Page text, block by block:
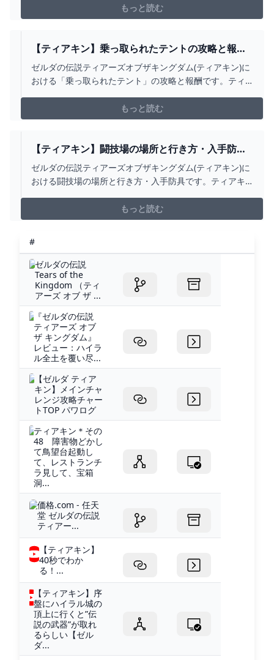
法、やり方について掲載しているので、ティアキン太古
よりの導き攻略の参考にしてください。
もっと読む
【ティアキン】乗っ取られたテントの攻略と報酬
【ゼルダの伝説ティアーズオブザキングダム】 -
ゲームウィズ
ゼルダの伝説ティアーズオブザキングダム(ティアキン)に
おける「乗っ取られたテント」の攻略と報酬です。ティ
チャレンジの攻略情報をまとめています。
もっと読む
【ティアキン】闘技場の場所と行き方・入手防具
【ゼルダの伝説ティアーズオブザキングダム】 -
ゲームウィズ
ゼルダの伝説ティアーズオブザキングダム(ティアキン)に
おける闘技場の場所と行き方・入手防具です。ティアキ
物の情報を掲載しています。もっと読む
#
ゼルダの伝説
Tears of the
Kingdom （ティ
アーズ オブ ザ ...
『ゼルダの伝説
ティアーズ オブ
ザ キングダム』
レビュー：ハイラ
ル全土を覆い尽...
【ゼルダ ティア
キン】メインチャ
レンジ攻略チャー
トTOP パワログ
ティアキン＊その
48 障害物どかし
て鳥望台起動し
て、レストランチ
ラ見して、宝箱
洞...
価格.com - 任天
堂 ゼルダの伝説
ティアー...
【ティアキン】
40秒でわか
る！...
【ティアキン】序
盤にハイラル城の
頂上に行くと”伝
説の武器”が取れ
るらしい【ゼル
ダ...